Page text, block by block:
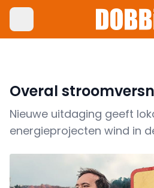
Overal
Nieuwe uitdaging geeft
energieprojecten wind in